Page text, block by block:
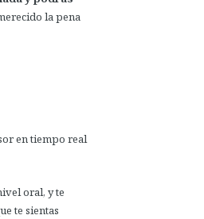
la pena
en tiempo real
oral, y te
te sientas